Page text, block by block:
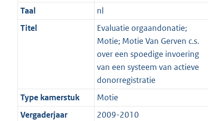
Taal
nl
Titel
Evaluatie orgaandonatie;
Motie; Motie Van Gerven c.s.
over een spoedige invoering
van een systeem van actieve
donorregistratie
Type kamerstuk
Motie
Vergaderjaar
2009-2010